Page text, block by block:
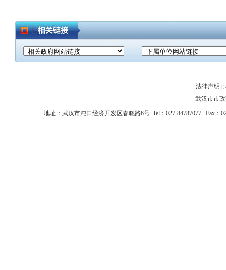
法律声明 |;
武汉市市
地址：武汉市沌口经济开发区春晓路6号 Tel：027-84787077 Fax：